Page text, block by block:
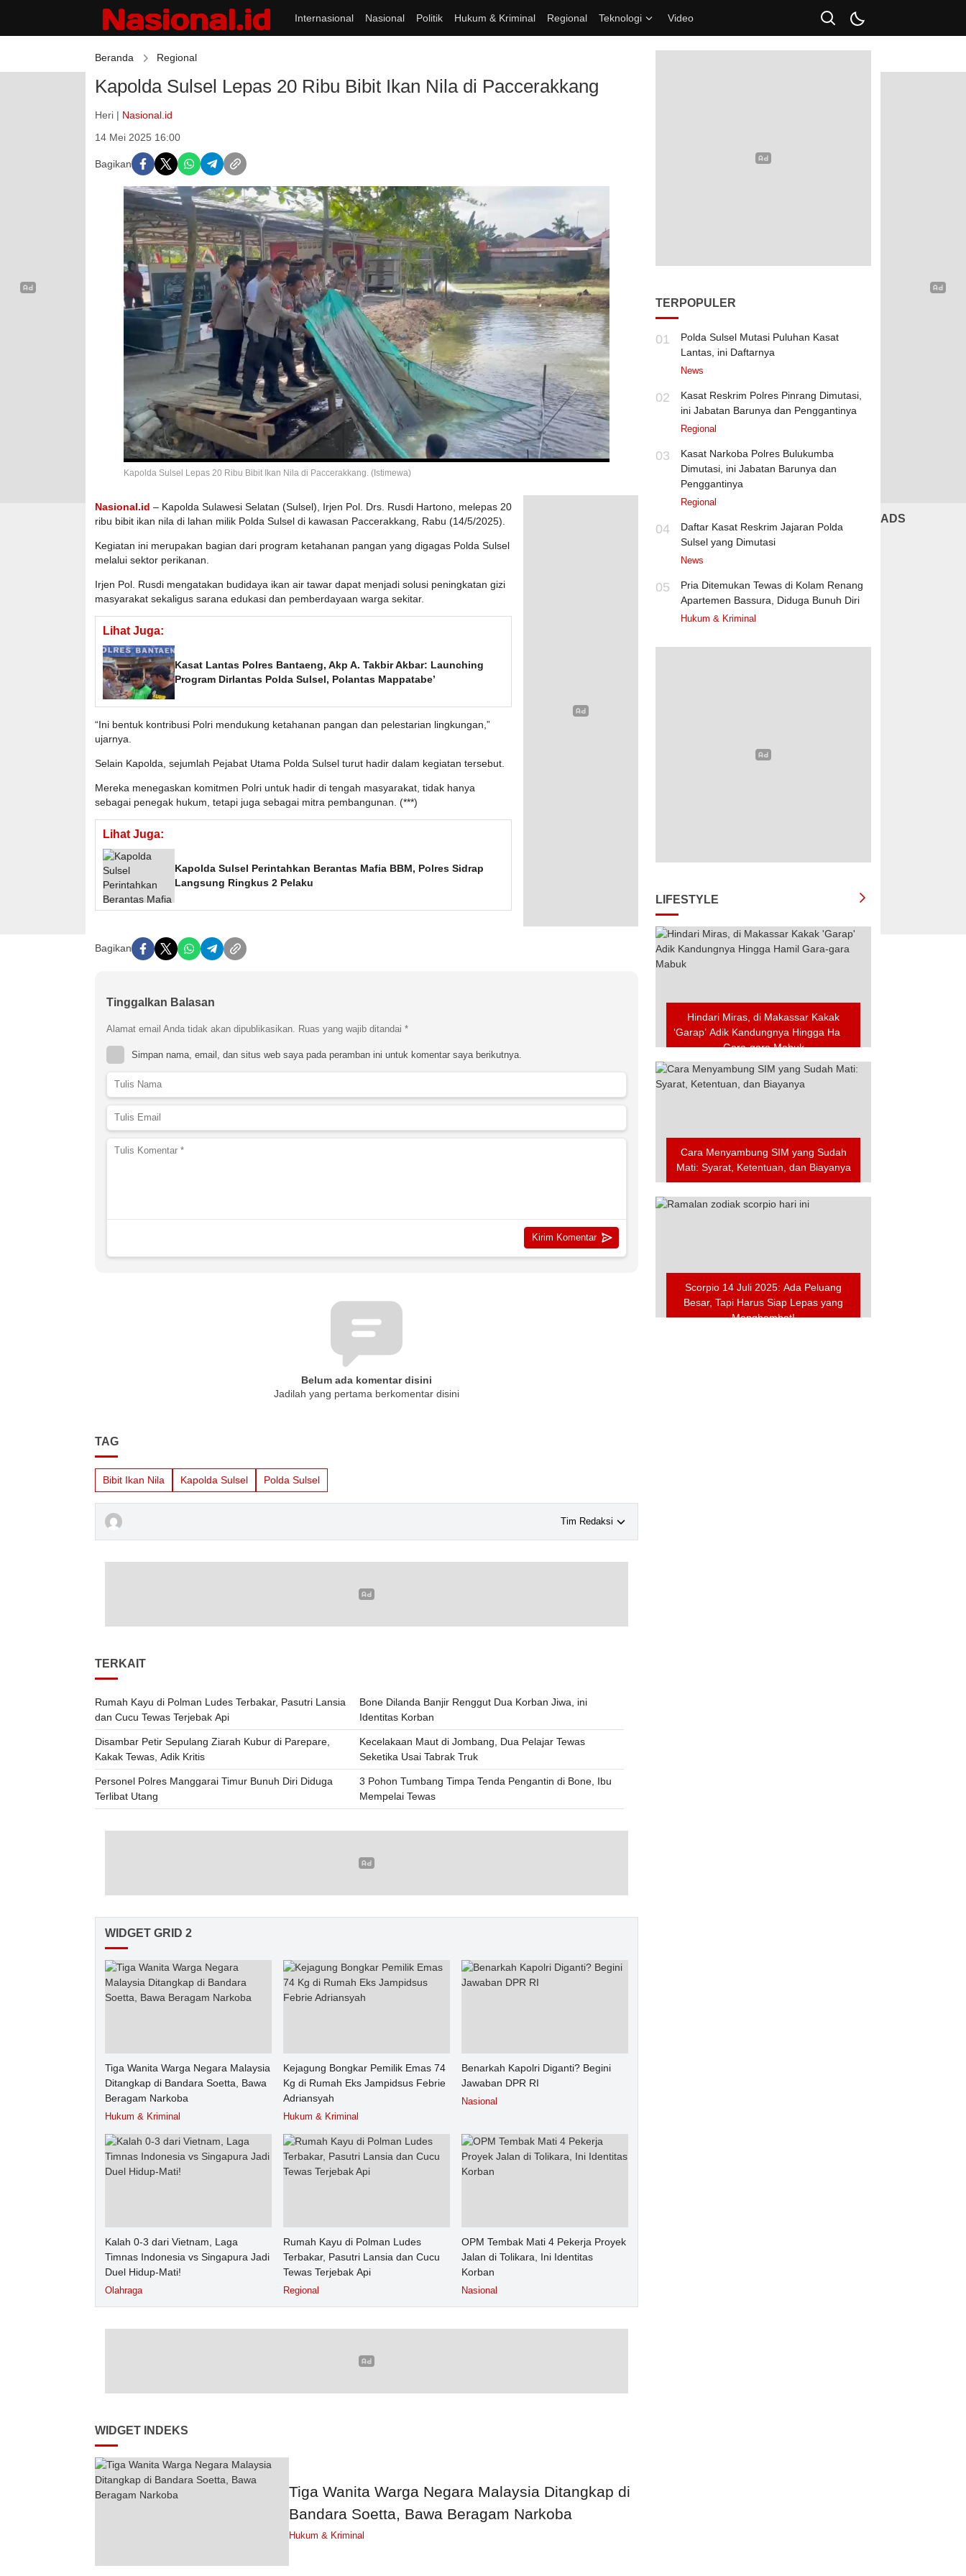
Internasional Nasional Politik Hukum & Kriminal Regional Teknologi Video
Beranda Regional
Kapolda Sulsel Lepas 20 Ribu Bibit Ikan Nila di Paccerakkang
Heri | Nasional.id
14 Mei 2025 16:00
Bagikan
Kapolda Sulsel Lepas 20 Ribu Bibit Ikan Nila di Paccerakkang. (Istimewa)
Nasional.id – Kapolda Sulawesi Selatan (Sulsel), Irjen Pol. Drs. Rusdi Hartono, melepas 20
ribu bibit ikan nila di lahan milik Polda Sulsel di kawasan Paccerakkang, Rabu (14/5/2025).
Kegiatan ini merupakan bagian dari program ketahanan pangan yang digagas Polda Sulsel
melalui sektor perikanan.
Irjen Pol. Rusdi mengatakan budidaya ikan air tawar dapat menjadi solusi peningkatan gizi
masyarakat sekaligus sarana edukasi dan pemberdayaan warga sekitar.
Lihat Juga:
Kasat Lantas Polres Bantaeng, Akp A. Takbir Akbar: Launching
Program Dirlantas Polda Sulsel, Polantas Mappatabe’
“Ini bentuk kontribusi Polri mendukung ketahanan pangan dan pelestarian lingkungan,”
ujarnya.
Selain Kapolda, sejumlah Pejabat Utama Polda Sulsel turut hadir dalam kegiatan tersebut.
Mereka menegaskan komitmen Polri untuk hadir di tengah masyarakat, tidak hanya
sebagai penegak hukum, tetapi juga sebagai mitra pembangunan. (***)
Lihat Juga:
Kapolda Sulsel Perintahkan Berantas Mafia BBM, Polres Sidrap
Langsung Ringkus 2 Pelaku
Bagikan
Tinggalkan Balasan
Alamat email Anda tidak akan dipublikasikan. Ruas yang wajib ditandai *
Simpan nama, email, dan situs web saya pada peramban ini untuk komentar saya berikutnya.
Belum ada komentar disini
Jadilah yang pertama berkomentar disini
TAG
Bibit Ikan Nila Kapolda Sulsel Polda Sulsel
Tim Redaksi
TERKAIT
Rumah Kayu di Polman Ludes Terbakar, Pasutri Lansia
dan Cucu Tewas Terjebak Api
Bone Dilanda Banjir Renggut Dua Korban Jiwa, ini
Identitas Korban
Disambar Petir Sepulang Ziarah Kubur di Parepare,
Kakak Tewas, Adik Kritis
Kecelakaan Maut di Jombang, Dua Pelajar Tewas
Seketika Usai Tabrak Truk
Personel Polres Manggarai Timur Bunuh Diri Diduga
Terlibat Utang
3 Pohon Tumbang Timpa Tenda Pengantin di Bone, Ibu
Mempelai Tewas
WIDGET GRID 2
Tiga Wanita Warga Negara Malaysia
Ditangkap di Bandara Soetta, Bawa
Beragam Narkoba
Hukum & Kriminal
Kejagung Bongkar Pemilik Emas 74
Kg di Rumah Eks Jampidsus Febrie
Adriansyah
Hukum & Kriminal
Benarkah Kapolri Diganti? Begini
Jawaban DPR RI
Nasional
Kalah 0-3 dari Vietnam, Laga
Timnas Indonesia vs Singapura Jadi
Duel Hidup-Mati!
Olahraga
Rumah Kayu di Polman Ludes
Terbakar, Pasutri Lansia dan Cucu
Tewas Terjebak Api
Regional
OPM Tembak Mati 4 Pekerja Proyek
Jalan di Tolikara, Ini Identitas
Korban
Nasional
WIDGET INDEKS
Tiga Wanita Warga Negara Malaysia Ditangkap di
Bandara Soetta, Bawa Beragam Narkoba
Hukum & Kriminal
TERPOPULER
01
Polda Sulsel Mutasi Puluhan Kasat
Lantas, ini Daftarnya
News
02
Kasat Reskrim Polres Pinrang Dimutasi,
ini Jabatan Barunya dan Penggantinya
Regional
03
Kasat Narkoba Polres Bulukumba
Dimutasi, ini Jabatan Barunya dan
Penggantinya
Regional
04
Daftar Kasat Reskrim Jajaran Polda
Sulsel yang Dimutasi
News
05
Pria Ditemukan Tewas di Kolam Renang
Apartemen Bassura, Diduga Bunuh Diri
Hukum & Kriminal
LIFESTYLE
Hindari Miras, di Makassar Kakak
‘Garap’ Adik Kandungnya Hingga Hamil
Gara-gara Mabuk
Cara Menyambung SIM yang Sudah
Mati: Syarat, Ketentuan, dan Biayanya
Scorpio 14 Juli 2025: Ada Peluang
Besar, Tapi Harus Siap Lepas yang
Menghambat!
ADS